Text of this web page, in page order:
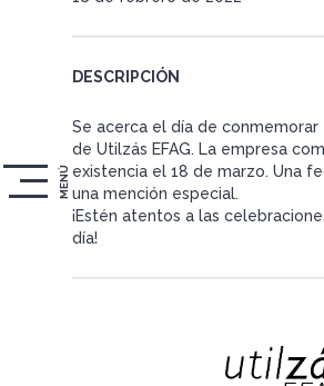
MENÚ
DESCRIPCIÓN
Se acerca el día de conmemorar
de Utilzás EFAG. La empresa
existencia el 18 de marzo. Una
una mención especial.
¡Estén atentos a las
día!